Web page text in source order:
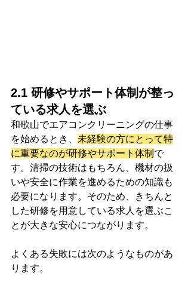
2.1 研修やサポート体制が整っ
ている求人を選ぶ
和歌山でエアコンクリーニングの仕事
を始めるとき、 未経験の方にとって特
に重要なのが研修やサポート体制 で
す。清掃の技術はもちろん、機材の扱
いや安全に作業を進めるための知識も
必要になります。そのため、きちんと
した研修を用意している求人を選ぶこ
とが大きな安心につながります。
よくある失敗には次のようなものがあ
ります。